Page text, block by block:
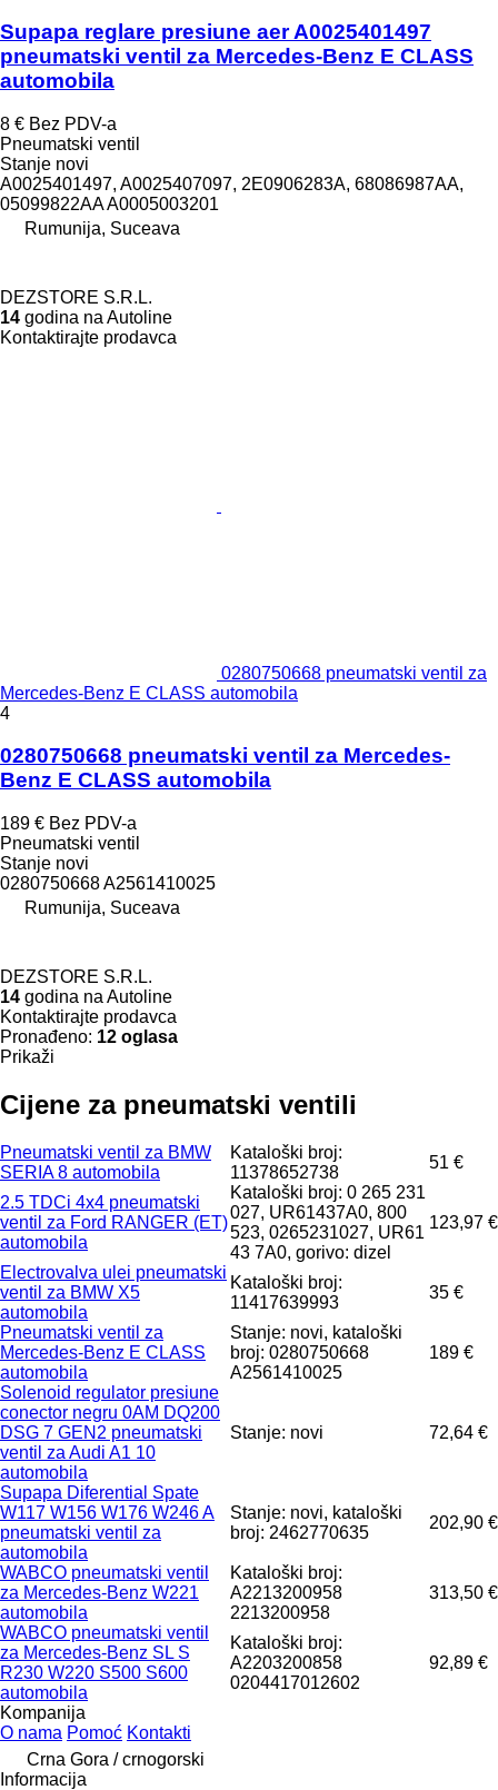
Supapa reglare presiune aer A0025401497
pneumatski ventil za Mercedes-Benz E CLASS
automobila
8 € Bez PDV-a
Pneumatski ventil
Stanje novi
A0025401497, A0025407097, 2E0906283A, 68086987AA,
05099822AA A0005003201
Rumunija, Suceava
DEZSTORE S.R.L.
14 godina na Autoline
Kontaktirajte prodavca
0280750668 pneumatski ventil za
Mercedes-Benz E CLASS automobila
4
0280750668 pneumatski ventil za Mercedes-
Benz E CLASS automobila
189 € Bez PDV-a
Pneumatski ventil
Stanje novi
0280750668 A2561410025
Rumunija, Suceava
DEZSTORE S.R.L.
14 godina na Autoline
Kontaktirajte prodavca
Pronađeno: 12 oglasa
Prikaži
Cijene za pneumatski ventili
Pneumatski ventil za BMW
SERIA 8 automobila
Kataloški broj:
11378652738
51 €
2.5 TDCi 4x4 pneumatski
ventil za Ford RANGER (ET)
automobila
Kataloški broj: 0 265 231
027, UR61437A0, 800
523, 0265231027, UR61
43 7A0, gorivo: dizel
123,97 €
Electrovalva ulei pneumatski
ventil za BMW X5
automobila
Kataloški broj:
11417639993
35 €
Pneumatski ventil za
Mercedes-Benz E CLASS
automobila
Stanje: novi, kataloški
broj: 0280750668
A2561410025
189 €
Solenoid regulator presiune
conector negru 0AM DQ200
DSG 7 GEN2 pneumatski
ventil za Audi A1 10
automobila
Stanje: novi 72,64 €
Supapa Diferential Spate
W117 W156 W176 W246 A
pneumatski ventil za
automobila
Stanje: novi, kataloški
broj: 2462770635
202,90 €
WABCO pneumatski ventil
za Mercedes-Benz W221
automobila
Kataloški broj:
A2213200958
2213200958
313,50 €
WABCO pneumatski ventil
za Mercedes-Benz SL S
R230 W220 S500 S600
automobila
Kataloški broj:
A2203200858
0204417012602
92,89 €
Kompanija
O nama Pomoć Kontakti
Crna Gora / crnogorski
Informacija